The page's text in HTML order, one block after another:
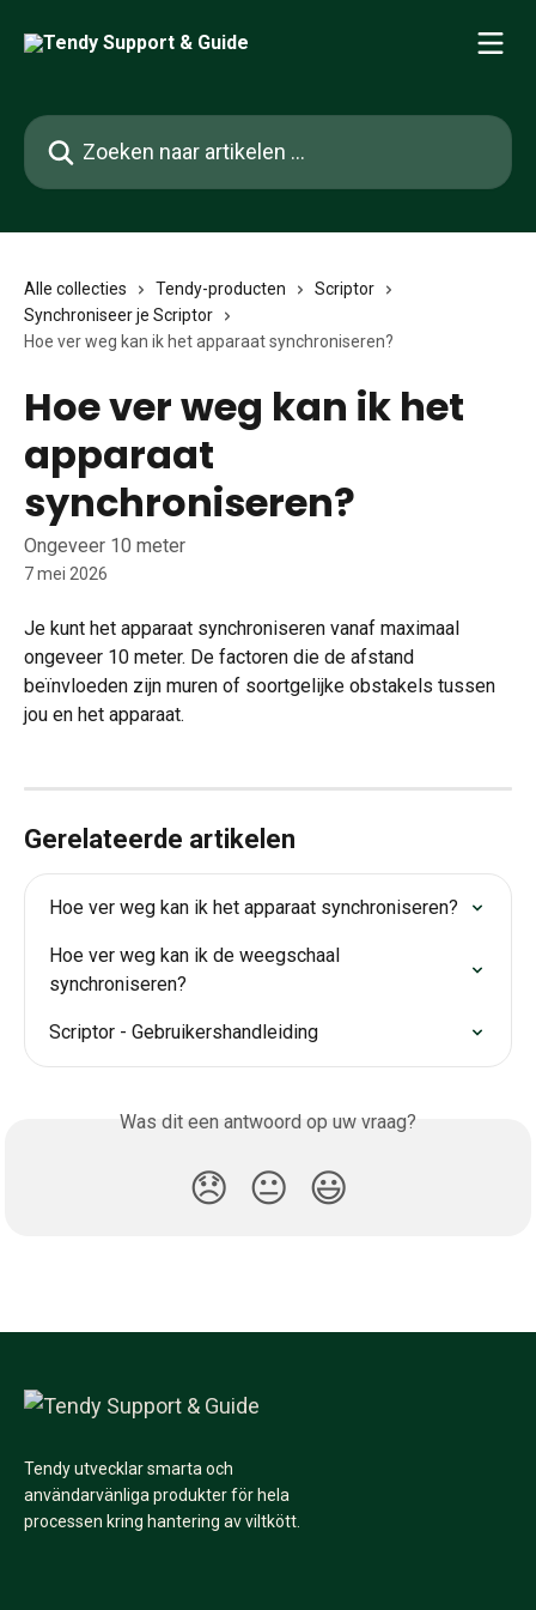
Zoeken naar artikelen ...
Alle collecties Tendy-producten
Scriptor
Synchroniseer je Scriptor
Hoe ver weg kan ik het apparaat synchroniseren?
Hoe ver weg kan ik het
apparaat
synchroniseren?
Ongeveer 10 meter
7 mei 2026
Je kunt het apparaat synchroniseren vanaf maximaal
ongeveer 10 meter. De factoren die de afstand
beïnvloeden zijn muren of soortgelijke obstakels tussen
jou en het apparaat.
Gerelateerde artikelen
Hoe ver weg kan ik het apparaat synchroniseren?
Hoe ver weg kan ik de weegschaal
synchroniseren?
Scriptor - Gebruikershandleiding
Was dit een antwoord op uw vraag?
😞 😐 😃
Tendy utvecklar smarta och
användarvänliga produkter för hela
processen kring hantering av viltkött.